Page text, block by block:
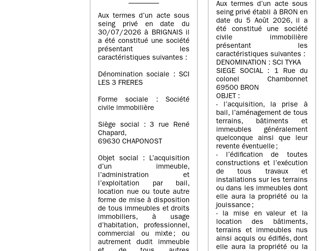
Aux termes d’un acte sous
seing privé en date du
30/07/2026 à BRIGNAIS il
a été constitué une société
présentant les
caractéristiques suivantes :
Dénomination sociale : SCI
LES 3 FRERES
Forme sociale : Société
civile immobilière
Siège social : 3 rue René
Chapard,
69630 CHAPONOST
Objet social : L’acquisition
d’un immeuble,
l’administration et
l’exploitation par bail,
location nue ou toute autre
forme de mise à disposition
de tous immeubles et droits
immobiliers, à usage
d’habitation, professionnel,
commercial ou mixte ; ou
autrement dudit immeuble
Aux termes d’un acte sous
seing privé établi à BRON en
date du 5 Août 2026, il a
été constitué une société
civile immobilière
présentant les
caractéristiques suivantes :
DENOMINATION : SCI TYKA
SIEGE SOCIAL : 1 Rue du
colonel Chambonnet
69500 BRON
OBJET :
- l’acquisition, la prise à
bail, l’aménagement de tous
terrains, bâtiments et
immeubles généralement
quelconque ainsi que leur
revente éventuelle ;
- l’édification de toutes
constructions et l’exécution
de tous travaux et
installations sur les terrains
ou dans les immeubles dont
elle aura la propriété ou la
jouissance ;
- la mise en valeur et la
location des bâtiments,
terrains et immeubles nus
ainsi acquis ou édifiés, dont
elle aura la propriété ou la